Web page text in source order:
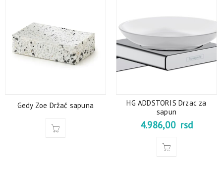
Gedy Zoe Držač sapuna
HG ADDSTORIS Drzac za
sapun
4.986,00 rsd